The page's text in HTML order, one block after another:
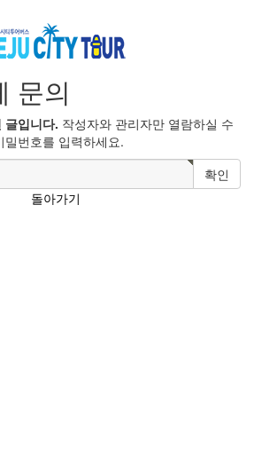
문의
글입니다. 작성자와 관리자만 열람하실 수
번호를 입력하세요.
확인
돌아가기